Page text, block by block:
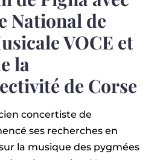
National de
VOCE et
la
de Corse
concertiste de
ses recherches en
la musique des pygmées